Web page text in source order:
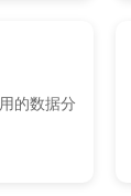
的数据分